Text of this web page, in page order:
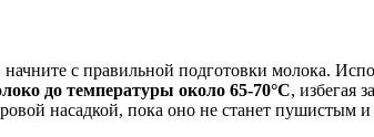
с правильной подготовки молока.
до температуры около 65-70°C, избегая
насадкой, пока оно не станет пушистым